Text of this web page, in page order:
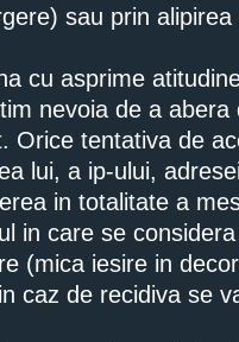
sau prin
cu asprime
nevoia de a
Orice tentativa de
lui, a ip-ului,
in totalitate a
in care se
(mica iesire in
caz de recidiva se